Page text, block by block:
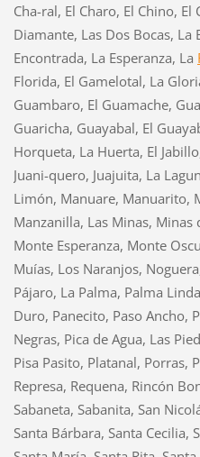
Cha-ral, El Charo, El Chino,
Diamante, Las Dos Bocas, La
Encontrada, La Esperanza, La
Florida, El Gamelotal, La
Guambaro, El Guamache,
Guaricha, Guayabal, El
Horqueta, La Huerta, El
Juani-quero, Juajuita, La
Limón, Manuare, Manuarito,
Manzanilla, Las Minas, Minas
Monte Esperanza, Monte
Muías, Los Naranjos,
Pájaro, La Palma, Palma
Duro, Panecito, Paso Ancho,
Negras, Pica de Agua, Las
Pisa Pasito, Platanal, Porras,
Represa, Requena, Rincón
Sabaneta, Sabanita, San
Santa Bárbara, Santa Cecilia,